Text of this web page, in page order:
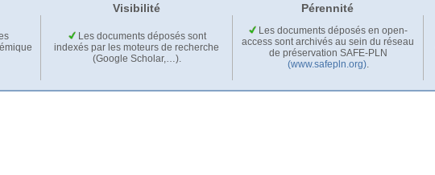
Visibilité Pérennité
Les documents déposés sont
indexés par les moteurs de recherche
(Google Scholar,…).
Les documents déposés en open-
access sont archivés au sein du réseau
de préservation SAFE-PLN
(www.safepln.org).